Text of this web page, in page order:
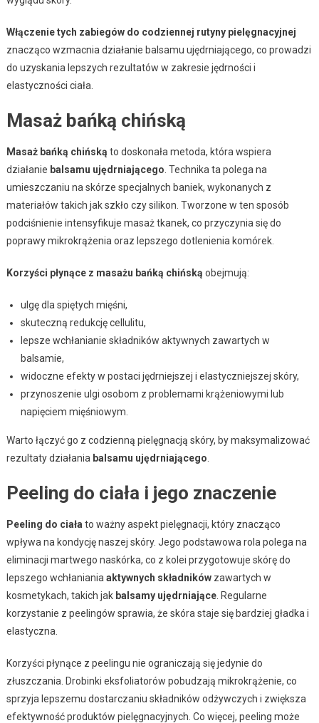
Włączenie tych zabiegów do codziennej rutyny pielęgnacyjnej
znacząco wzmacnia działanie balsamu ujędrniającego, co prowadzi
do uzyskania lepszych rezultatów w zakresie jędrności i
elastyczności ciała.
Masaż bańką chińską
Masaż bańką chińską to doskonała metoda, która wspiera
działanie balsamu ujędrniającego . Technika ta polega na
umieszczaniu na skórze specjalnych baniek, wykonanych z
materiałów takich jak szkło czy silikon. Tworzone w ten sposób
podciśnienie intensyfikuje masaż tkanek, co przyczynia się do
poprawy mikrokrążenia oraz lepszego dotlenienia komórek.
Korzyści płynące z masażu bańką chińską obejmują:
ulgę dla spiętych mięśni,
skuteczną redukcję cellulitu,
lepsze wchłanianie składników aktywnych zawartych w
balsamie,
widoczne efekty w postaci jędrniejszej i elastyczniejszej skóry,
przynoszenie ulgi osobom z problemami krążeniowymi lub
napięciem mięśniowym.
Warto łączyć go z codzienną pielęgnacją skóry, by maksymalizować
rezultaty działania balsamu ujędrniającego
Peeling do ciała i jego znaczenie
Peeling do ciała to ważny aspekt pielęgnacji, który znacząco
wpływa na kondycję naszej skóry. Jego podstawowa rola polega na
eliminacji martwego naskórka, co z kolei przygotowuje skórę do
lepszego wchłaniania aktywnych składnikówzawartych w
kosmetykach, takich jak balsamy ujędrniające. Regularne
korzystanie z peelingów sprawia, że skóra staje się bardziej gładka i
elastyczna.
Korzyści płynące z peelingu nie ograniczają się jedynie do
złuszczania. Drobinki eksfoliatorów pobudzają mikrokrążenie, co
sprzyja lepszemu dostarczaniu składników odżywczych i zwiększa
efektywność produktów pielęgnacyjnych. Co więcej, peeling może